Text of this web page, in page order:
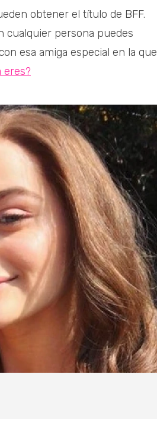
obtener el título de BFF.
cualquier persona puedes
esa amiga especial en la que
eres?